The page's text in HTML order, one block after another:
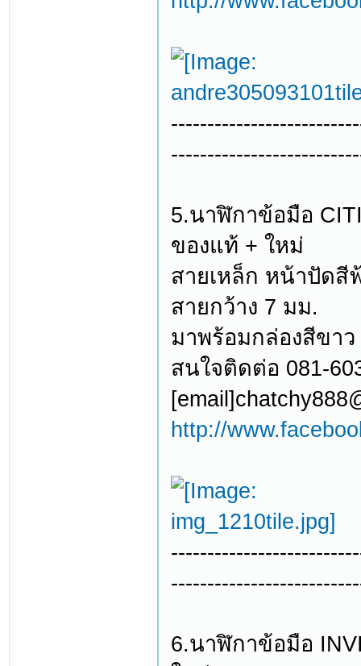
5.นาฬิกาข้อมือ
ของแท้ + ใหม่
สายเหล็ก หน้าปัดสี
สายกว้าง 7 มม.
มาพร้อมกล่องสีขา
สนใจติดต่อ 081-
http://
6.นาฬิกาข้อมือ